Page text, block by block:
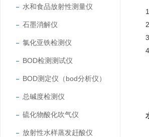
水和食品放射性测量仪
石墨消解仪
氯化亚铁检测仪
BOD检测测试仪
BOD测定仪（bod分析仪）
总碱度检测仪
硫化物酸化吹气仪
放射性水样蒸发赶酸仪